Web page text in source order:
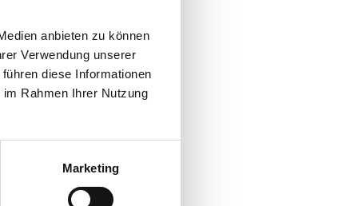
anbieten zu können
Verwendung unserer
diese Informationen
Rahmen Ihrer Nutzung
Marketing